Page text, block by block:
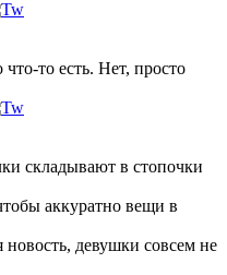
то есть. Нет, просто
складывают в стопочки
аккуратно вещи в
новость, девушки совсем не